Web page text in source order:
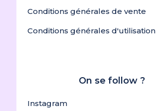
Conditions générales de vente
Conditions générales d'utilisation
On se follow ?
Instagram